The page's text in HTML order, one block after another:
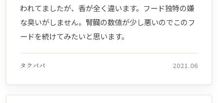
われてましたが、香が全く違います。フード独特の嫌
な臭いがしません。腎臓の数値が少し悪いのでこのフ
ードを続けてみたいと思います。
タクパパ 2021.06